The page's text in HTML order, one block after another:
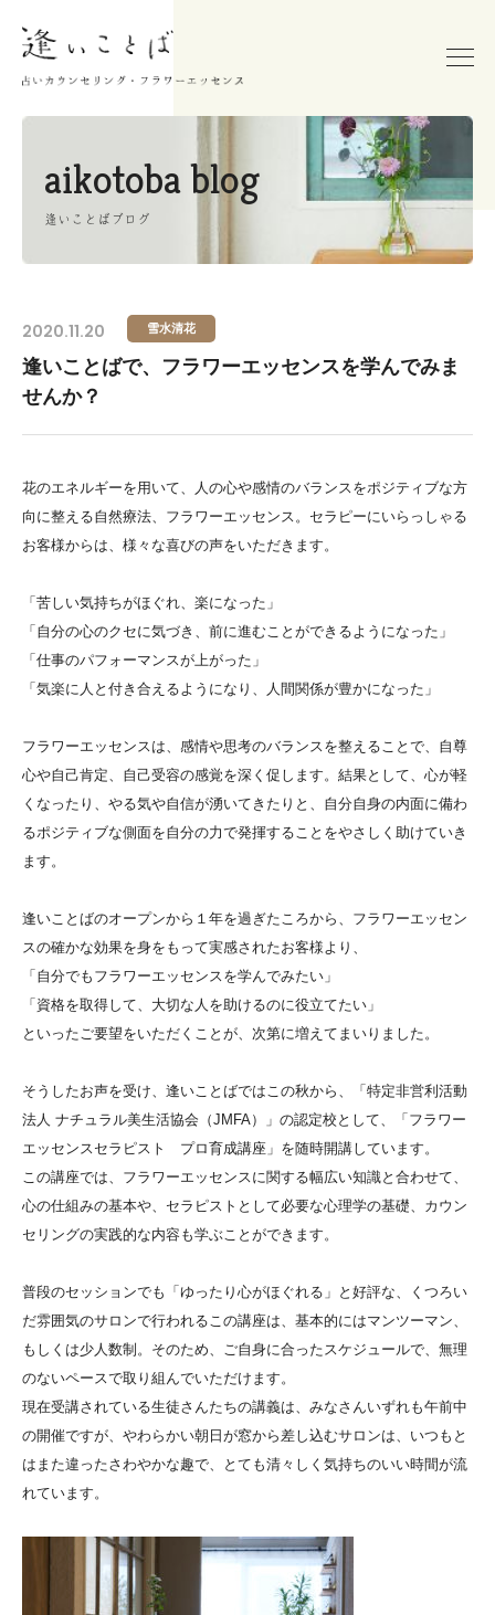
aikotoba blog
逢いことばブログ
2020.11.20 雪水清花
逢いことばで、フラワーエッセンスを学んでみま
せんか？
花のエネルギーを用いて、人の心や感情のバランスをポジティブな方
向に整える自然療法、フラワーエッセンス。セラピーにいらっしゃる
お客様からは、様々な喜びの声をいただきます。
「苦しい気持ちがほぐれ、楽になった」
「自分の心のクセに気づき、前に進むことができるようになった」
「仕事のパフォーマンスが上がった」
「気楽に人と付き合えるようになり、人間関係が豊かになった」
フラワーエッセンスは、感情や思考のバランスを整えることで、自尊
心や自己肯定、自己受容の感覚を深く促します。結果として、心が軽
くなったり、やる気や自信が湧いてきたりと、自分自身の内面に備わ
るポジティブな側面を自分の力で発揮することをやさしく助けていき
ます。
逢いことばのオープンから１年を過ぎたころから、フラワーエッセン
スの確かな効果を身をもって実感されたお客様より、
「自分でもフラワーエッセンスを学んでみたい」
「資格を取得して、大切な人を助けるのに役立てたい」
といったご要望をいただくことが、次第に増えてまいりました。
そうしたお声を受け、逢いことばではこの秋から、「特定非営利活動
法人 ナチュラル美生活協会（JMFA）」の認定校として、「フラワー
エッセンスセラピスト プロ育成講座」を随時開講しています。
この講座では、フラワーエッセンスに関する幅広い知識と合わせて、
心の仕組みの基本や、セラピストとして必要な心理学の基礎、カウン
セリングの実践的な内容も学ぶことができます。
普段のセッションでも「ゆったり心がほぐれる」と好評な、くつろい
だ雰囲気のサロンで行われるこの講座は、基本的にはマンツーマン、
もしくは少人数制。そのため、ご自身に合ったスケジュールで、無理
のないペースで取り組んでいただけます。
現在受講されている生徒さんたちの講義は、みなさんいずれも午前中
の開催ですが、やわらかい朝日が窓から差し込むサロンは、いつもと
はまた違ったさわやかな趣で、とても清々しく気持ちのいい時間が流
れています。